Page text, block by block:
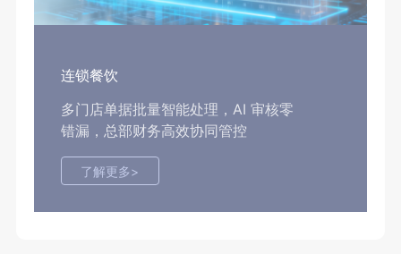
连锁餐饮
多门店单据批量智能处理，AI 审核零
错漏，总部财务高效协同管控
了解更多>